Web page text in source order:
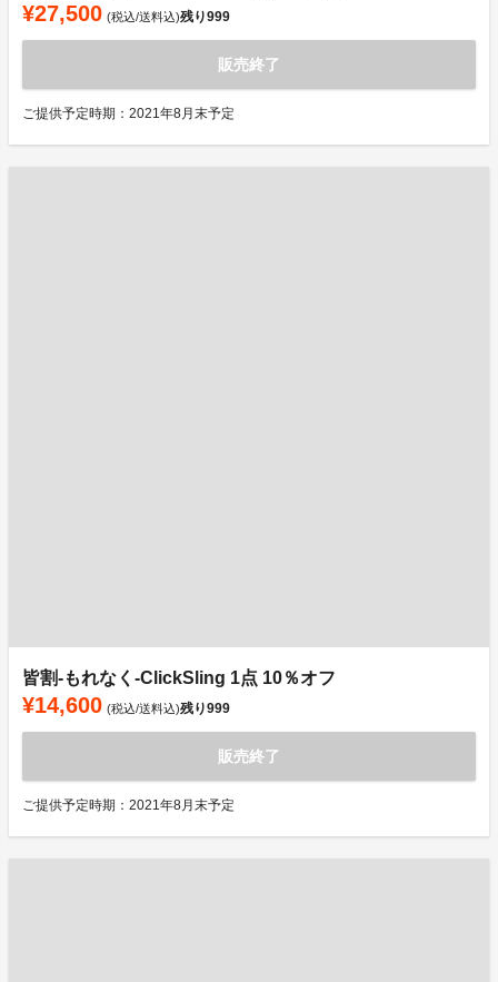
¥27,500 (税込/送料込)残り999
販売終了
ご提供予定時期：2021年8月末予定
皆割-もれなく-ClickSling 1点 10％オフ
¥14,600 (税込/送料込)残り999
販売終了
ご提供予定時期：2021年8月末予定